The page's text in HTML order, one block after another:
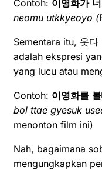
Contoh: 이영화가
neomu utkkyeoyo (
Sementara itu, 웃
adalah ekspresi
yang lucu atau
Contoh: 이영화를
bol ttae gyesuk
menonton film ini)
Nah, bagaimana
mengungkapkan